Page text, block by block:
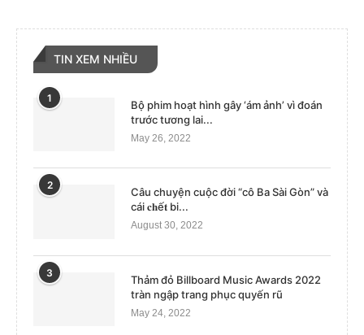
TIN XEM NHIỀU
1
Bộ phim hoạt hình gây ‘ám ảnh’ vì đoán
trước tương lai...
May 26, 2022
2
Câu chuyện cuộc đời “cô Ba Sài Gòn” và
cái 𝐜𝐡ế𝐭 bi...
August 30, 2022
3
Thảm đỏ Billboard Music Awards 2022
tràn ngập trang phục quyến rũ
May 24, 2022